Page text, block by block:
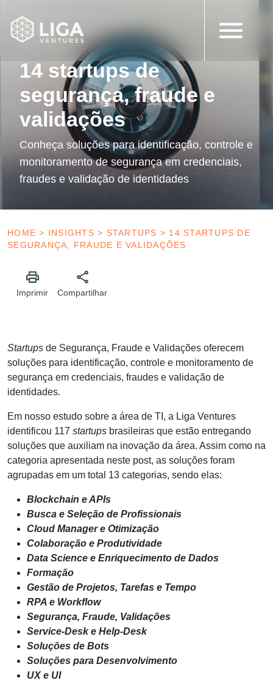
12 de setembro de 2022
Startups
14 startups de
segurança, fraude e
validações
Conheça soluções para identificação, controle e
monitoramento de segurança em credenciais,
fraudes e validação de identidades
HOME > INSIGHTS > STARTUPS > 14 STARTUPS DE
SEGURANÇA, FRAUDE E VALIDAÇÕES
Imprimir Compartilhar
Startups de Segurança, Fraude e Validações oferecem
soluções para identificação, controle e monitoramento de
segurança em credenciais, fraudes e validação de
identidades.
Em nosso estudo sobre a área de TI, a Liga Ventures
identificou 117 startups brasileiras que estão entregando
soluções que auxiliam na inovação da área. Assim como na
categoria apresentada neste post, as soluções foram
agrupadas em um total 13 categorias, sendo elas:
Blockchain e APIs
Busca e Seleção de Profissionais
Cloud Manager e Otimização
Colaboração e Produtividade
Data Science e Enriquecimento de Dados
Formação
Gestão de Projetos, Tarefas e Tempo
RPA e Workflow
Segurança, Fraude, Validações
Service-Desk e Help-Desk
Soluções de Bots
Soluções para Desenvolvimento
UX e UI